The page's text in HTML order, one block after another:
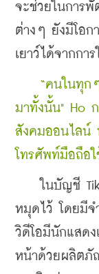
จะช่วยในการ
ต่างๆ ยังมีโอก
เยาว์ได้จากกา
“คนในทุกๆ
มาทั้งนั้น" Ho ก
สังคมออนไลน์
โทรศัพท์มือถือ
ในบัญชี
หมุดไว้ โดยมีจ
วิดีโอมีนักแสด
หน้าด้วยผลิตภั